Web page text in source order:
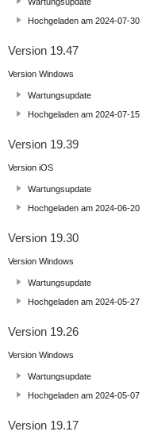
Hochgeladen am 2024-07-30
Version 19.47
Version Windows
Wartungsupdate
Hochgeladen am 2024-07-15
Version 19.39
Version iOS
Wartungsupdate
Hochgeladen am 2024-06-20
Version 19.30
Version Windows
Wartungsupdate
Hochgeladen am 2024-05-27
Version 19.26
Version Windows
Wartungsupdate
Hochgeladen am 2024-05-07
Version 19.17